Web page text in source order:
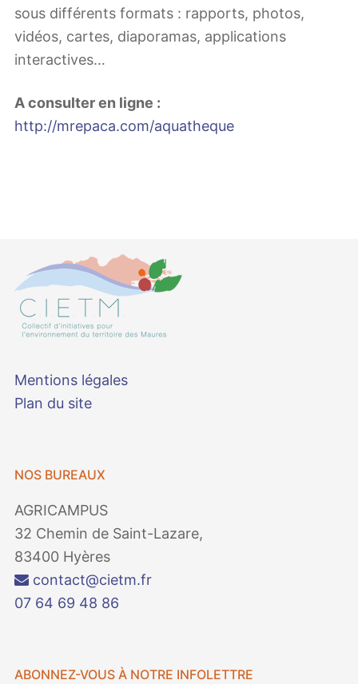
sous différents formats : rapports, photos,
vidéos, cartes, diaporamas, applications
interactives…
A consulter en ligne :
http://mrepaca.com/aquatheque
Mentions légales
Plan du site
NOS BUREAUX
AGRICAMPUS
32 Chemin de Saint-Lazare,
83400 Hyères
contact@cietm.fr
07 64 69 48 86
ABONNEZ-VOUS À NOTRE INFOLETTRE